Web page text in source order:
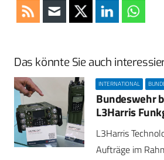
Das könnte Sie auch
INTERNATIONAL
Bundeswehr
L3Harris
L3Harris
Aufträge im